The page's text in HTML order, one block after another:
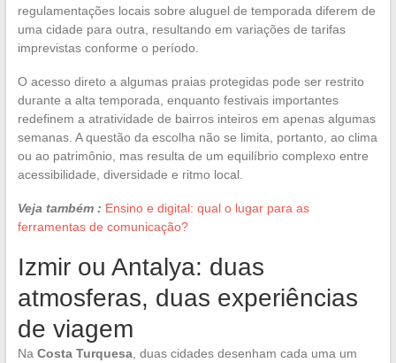
regulamentações locais sobre aluguel de temporada diferem de
uma cidade para outra, resultando em variações de tarifas
imprevistas conforme o período.
O acesso direto a algumas praias protegidas pode ser restrito
durante a alta temporada, enquanto festivais importantes
redefinem a atratividade de bairros inteiros em apenas algumas
semanas. A questão da escolha não se limita, portanto, ao clima
ou ao patrimônio, mas resulta de um equilíbrio complexo entre
acessibilidade, diversidade e ritmo local.
Veja também : Ensino e digital: qual o lugar para as
ferramentas de comunicação?
Izmir ou Antalya: duas
atmosferas, duas experiências
de viagem
Na Costa Turquesa, duas cidades desenham cada uma um